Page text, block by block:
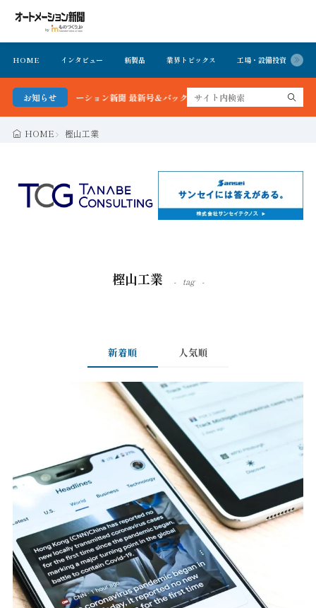
HOME インタビュー 新製品 業界トピックス 工場・設備投資
お知らせ
オートメーション新聞 最新号＆バックナンバーを無料で公開中 詳細はこちら
HOME 樫山工業
樫山工業 tag
新着順 人気順